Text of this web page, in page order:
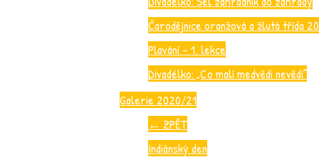
Čarodějnice oranžová a žlutá třída
Plavání – 1. lekce
Divadélko: „Co malí medvědi nevědí“
Galerie 2020/21
← ZPĚT
Indiánský den